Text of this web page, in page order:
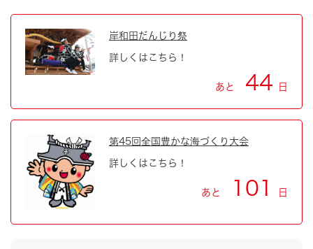
岸和田だんじり祭
詳しくはこちら！
あと 44 日
第45回全国豊かな海づくり大会
詳しくはこちら！
あと 101 日